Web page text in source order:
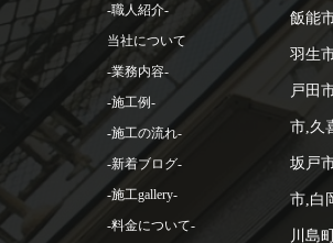
-職人紹介-
当社について
-業務内容-
-施工例-
-施工の流れ-
-新着ブログ-
-施工gallery-
-料金について-
飯能
羽生
戸田
市,久
坂戸
市,白
川島